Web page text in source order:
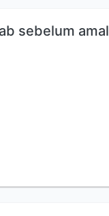
sebelum amal